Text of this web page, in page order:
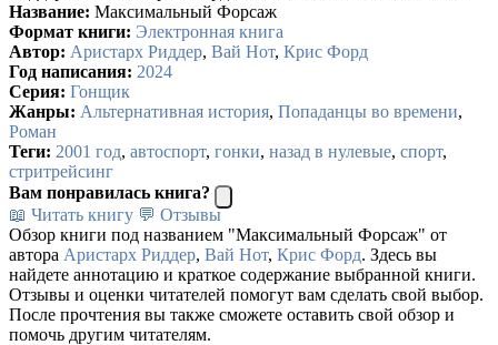
Название: Максимальный Форсаж
Формат книги: Электронная книга
Автор: Аристарх Риддер, Вай Нот, Крис Форд
Год написания: 2024
Серия: Гонщик
Жанры: Альтернативная история, Попаданцы во времени,
Роман
Теги: 2001 год, автоспорт, гонки, назад в нулевые, спорт,
стритрейсинг
Вам понравилась книга?
📖 Читать книгу 💬 Отзывы
Обзор книги под названием "Максимальный Форсаж" от
автора Аристарх Риддер, Вай Нот, Крис Форд. Здесь вы
найдете аннотацию и краткое содержание выбранной книги.
Отзывы и оценки читателей помогут вам сделать свой выбор.
После прочтения вы также сможете оставить свой обзор и
помочь другим читателям.